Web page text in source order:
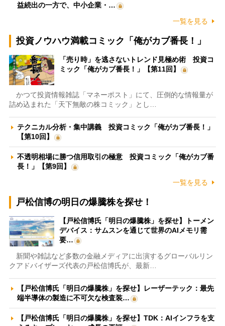
益続出の一方で、中小企業・…
一覧を見る
投資ノウハウ満載コミック「俺がカブ番長！」
「売り時」を逃さないトレンド見極め術 投資コ
ミック「俺がカブ番長！」【第11回】
かつて投資情報雑誌「マネーポスト」にて、圧倒的な情報量が
詰め込まれた「天下無敵の株コミック」とし…
テクニカル分析・集中講義 投資コミック「俺がカブ番長！」
【第10回】
不透明相場に勝つ信用取引の極意 投資コミック「俺がカブ番
長！」【第9回】
一覧を見る
戸松信博の明日の爆騰株を探せ！
【戸松信博氏「明日の爆騰株」を探せ】トーメン
デバイス：サムスンを通じて世界のAIメモリ需
要…
新聞や雑誌など多数の金融メディアに出演するグローバルリン
クアドバイザーズ代表の戸松信博氏が、最新…
【戸松信博氏「明日の爆騰株」を探せ】レーザーテック：最先
端半導体の製造に不可欠な検査装…
【戸松信博氏「明日の爆騰株」を探せ】TDK：AIインフラを支